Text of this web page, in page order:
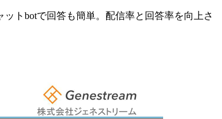
トbotで回答も簡単。配信率と回答率を向上さ